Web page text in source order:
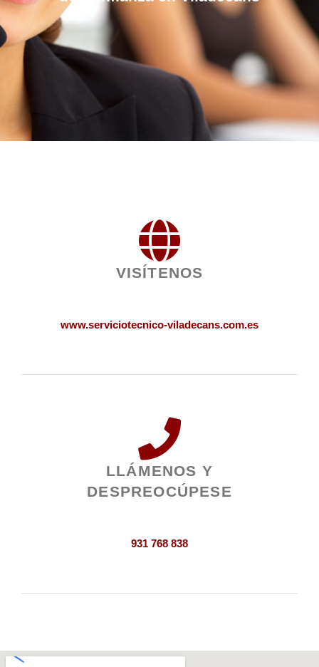
VISÍTENOS
www.serviciotecnico-viladecans.com.es
LLÁMENOS Y
DESPREOCÚPESE
931 768 838